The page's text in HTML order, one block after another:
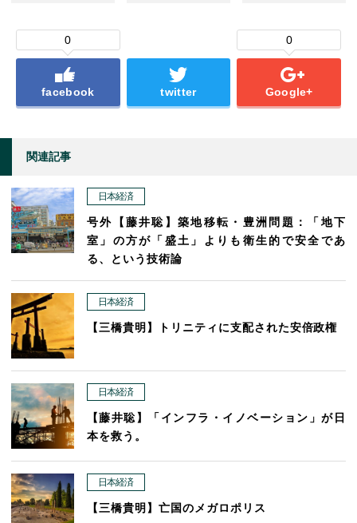
0
facebook twitter
0
Google+
関連記事
日本経済
号外【藤井聡】築地移転・豊洲問題：「地下
室」の方が「盛土」よりも衛生的で安全であ
る、という技術論
日本経済
【三橋貴明】トリニティに支配された安倍政権
日本経済
【藤井聡】「インフラ・イノベーション」が日
本を救う。
日本経済
【三橋貴明】亡国のメガロポリス